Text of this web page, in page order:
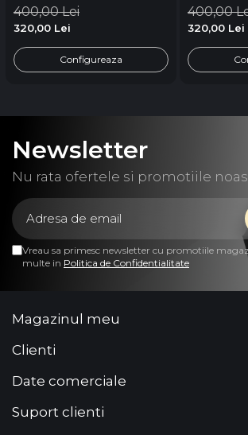
400,00 Lei
320,00 Lei
Configureaza
400,00
320,00 Lei
Newsletter
Nu rata ofertele si promotiile
Vreau sa primesc newsletter cu promotiile
multe in Politica de Confidentialitate
Magazinul meu
Clienti
Date comerciale
Suport clienti